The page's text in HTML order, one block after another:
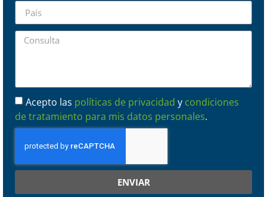
Acepto las políticas de privacidad y condiciones
de tratamiento para mis datos personales.
ENVIAR